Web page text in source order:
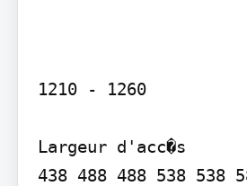
1210 - 1260
Largeur d'acc�s
438 488 488 538 538